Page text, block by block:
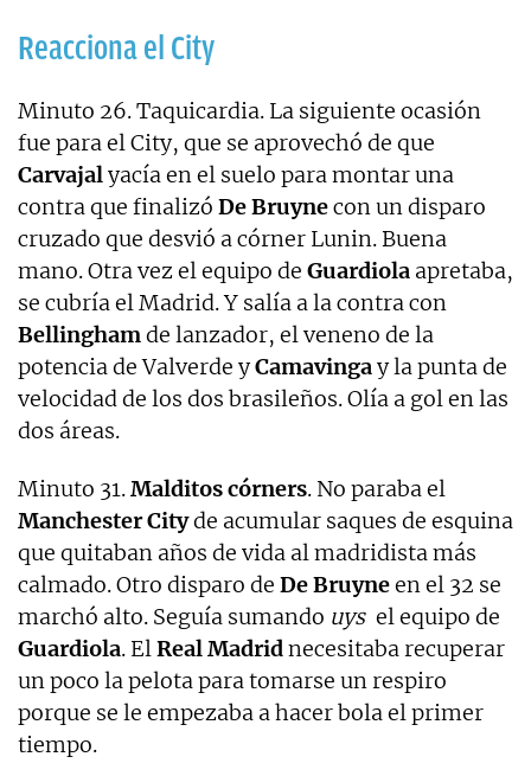
Reacciona el City
Minuto 26. Taquicardia. La siguiente ocasión
fue para el City, que se aprovechó de que
Carvajalyacía en el suelo para montar una
contra que finalizó De Bruynecon un disparo
cruzado que desvió a córner Lunin. Buena
mano. Otra vez el equipo de Guardiola apretaba,
se cubría el Madrid. Y salía a la contra con
Bellinghamde lanzador, el veneno de la
potencia de Valverde yCamavingay la punta de
velocidad de los dos brasileños. Olía a gol en las
dos áreas.
Minuto 31.Malditos córners. No paraba el
Manchester Cityde acumular saques de esquina
que quitaban años de vida al madridista más
calmado. Otro disparo de De Bruyneen el 32 se
marchó alto. Seguía sumando uys el equipo de
Guardiola. ElReal Madridnecesitaba recuperar
un poco la pelota para tomarse un respiro
porque se le empezaba a hacer bola el primer
tiempo.